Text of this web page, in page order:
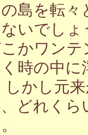
島を転
いでし
かワン
時の中
かし元
どれく